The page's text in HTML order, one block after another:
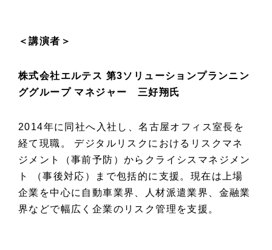
＜講演者＞
株式会社エルテス 第3ソリューションプランニン
ググループ マネジャー 三好翔氏
2014年に同社へ入社し、名古屋オフィス室長を
経て現職。 デジタルリスクにおけるリスクマネ
ジメント（事前予防）からクライシスマネジメン
ト （事後対応）まで包括的に支援。現在は上場
企業を中心に自動車業界、人材派遣業界、金融業
界などで幅広く企業のリスク管理を支援。